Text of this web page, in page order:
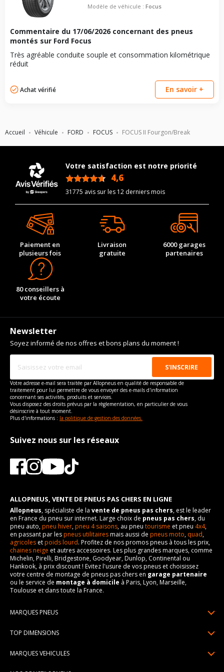
Accueil Véhicule FORD FOCUS FOCUS II Fourgon/Break
Modèle de véhicule :Focus
Commentaire du 17/06/2026 concernant des pneus
montés sur Ford Focus
Très agréable conduite souple et consommation kilométrique
réduit
Achat vérifié En savoir +
Votre satisfaction est notre priorité
4,6
31775 avis sur les 12 derniers mois
Paiement en
plusieurs fois
Livraison
gratuite
6000 garages
partenaires
80 conseillers à
votre écoute
Newsletter
Soyez informé de nos offres et bons plans du moment !
Votre adresse e-mail sera traitée par Allopneus en qualité de responsable de
traitement pour lui permettre de vous envoyer des e-mails d'information
concernant ses activités, produits et services.
Vous disposez des droits prévus par la règlementation, en particulier de vous
désinscrire à tout moment.
Plus d'informations : la politique de gestion des données.
Suivez nous sur les réseaux
ALLOPNEUS, VENTE DE PNEUS PAS CHERS EN LIGNE
Allopneus, spécialiste de la vente de pneus pas chers, est le leader
en France du pneu sur internet. Large choix de pneus pas chers, du
pneu auto,pneu hiver,pneu 4 saisons, au pneu tourisme et pneu 4x4,
en passant par lespneus utilitairesmais aussi de pneus moto, quad,
agricoles etpoids lourd. Profitez de nos promos pneus à tous les prix,
chaines neige et autres accessoires. Les plus grandes marques, comme
Michelin, Pirelli, Bridgestone, Goodyear, Dunlop, Continental ou
Hankook, à prix discount ! Evitez l'usure de vos pneus et choisissez
votre centre de montage de pneus pas chers en garage partenaire
ou le service de montage à domicile à Paris, Lyon, Marseille,
Toulouse et dans toute la France.
MARQUES PNEUS
Pneus Continental
TOP DIMENSIONS
MARQUES VEHICULES